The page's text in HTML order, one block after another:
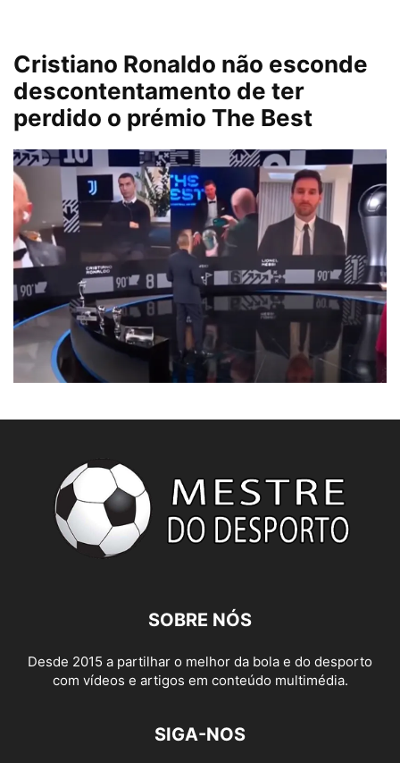
Cristiano Ronaldo não esconde
descontentamento de ter
perdido o prémio The Best
SOBRE NÓS
Desde 2015 a partilhar o melhor da bola e do desporto
com vídeos e artigos em conteúdo multimédia.
SIGA-NOS